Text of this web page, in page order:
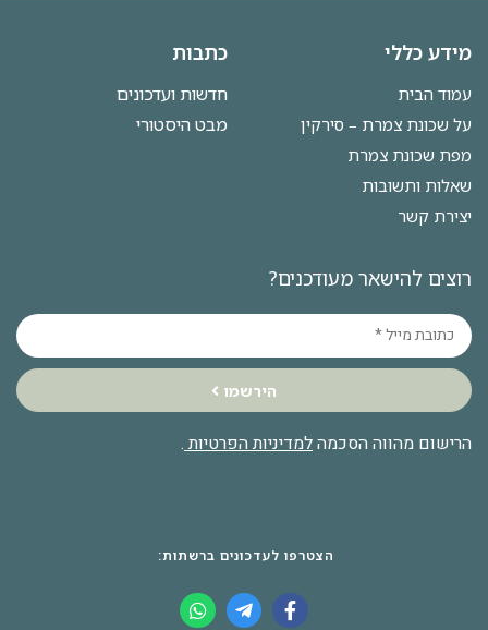
מידע כללי
עמוד הבית
על שכונת צמרת – סירקין
מפת שכונת צמרת
שאלות ותשובות
יצירת קשר
כתבות
חדשות ועדכונים
מבט היסטורי
רוצים להישאר מעודכנים?
הירשמו
הרישום מהווה הסכמהלמדיניות הפרטיות.
הצטרפו לעדכונים ברשתות: